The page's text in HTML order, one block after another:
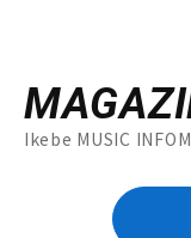
Ikebe MUSIC